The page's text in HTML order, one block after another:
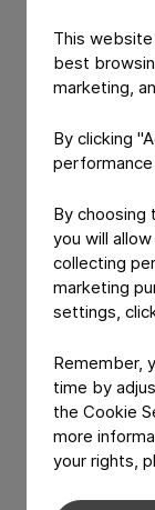
This
best
marketing,
By clicking
By choosing
you will
collecting
marketing
settings,
Remember,
time by
the Cookie
more
your rights,
Potencia
Superficie
Inversión
Importe
Normativa
Vida útil